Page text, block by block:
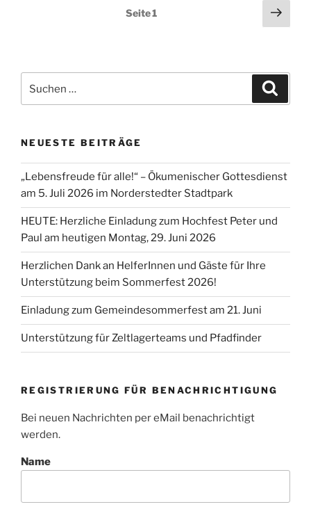
Seitennummerierung
Seite1
nach:
NEUESTE BEITRÄGE
„Lebensfreude für alle!“ – Ökumenischer Gottesdienst
am 5. Juli 2026 im Norderstedter Stadtpark
HEUTE: Herzliche Einladung zum Hochfest Peter und
Paul am heutigen Montag, 29. Juni 2026
Herzlichen Dank an HelferInnen und Gäste für Ihre
Unterstützung beim Sommerfest 2026!
Einladung zum Gemeindesommerfest am 21. Juni
Unterstützung für Zeltlagerteams und Pfadfinder
REGISTRIERUNG FÜR BENACHRICHTIGUNG
Bei neuen Nachrichten per eMail benachrichtigt
werden.
Name